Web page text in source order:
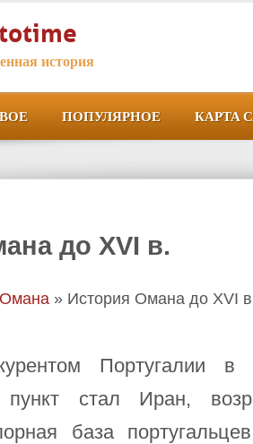
история
ПОПУЛЯРНОЕ КАРТА
до XVI в.
» История Омана до XVI
Португалии
пункт стал Иран,
база